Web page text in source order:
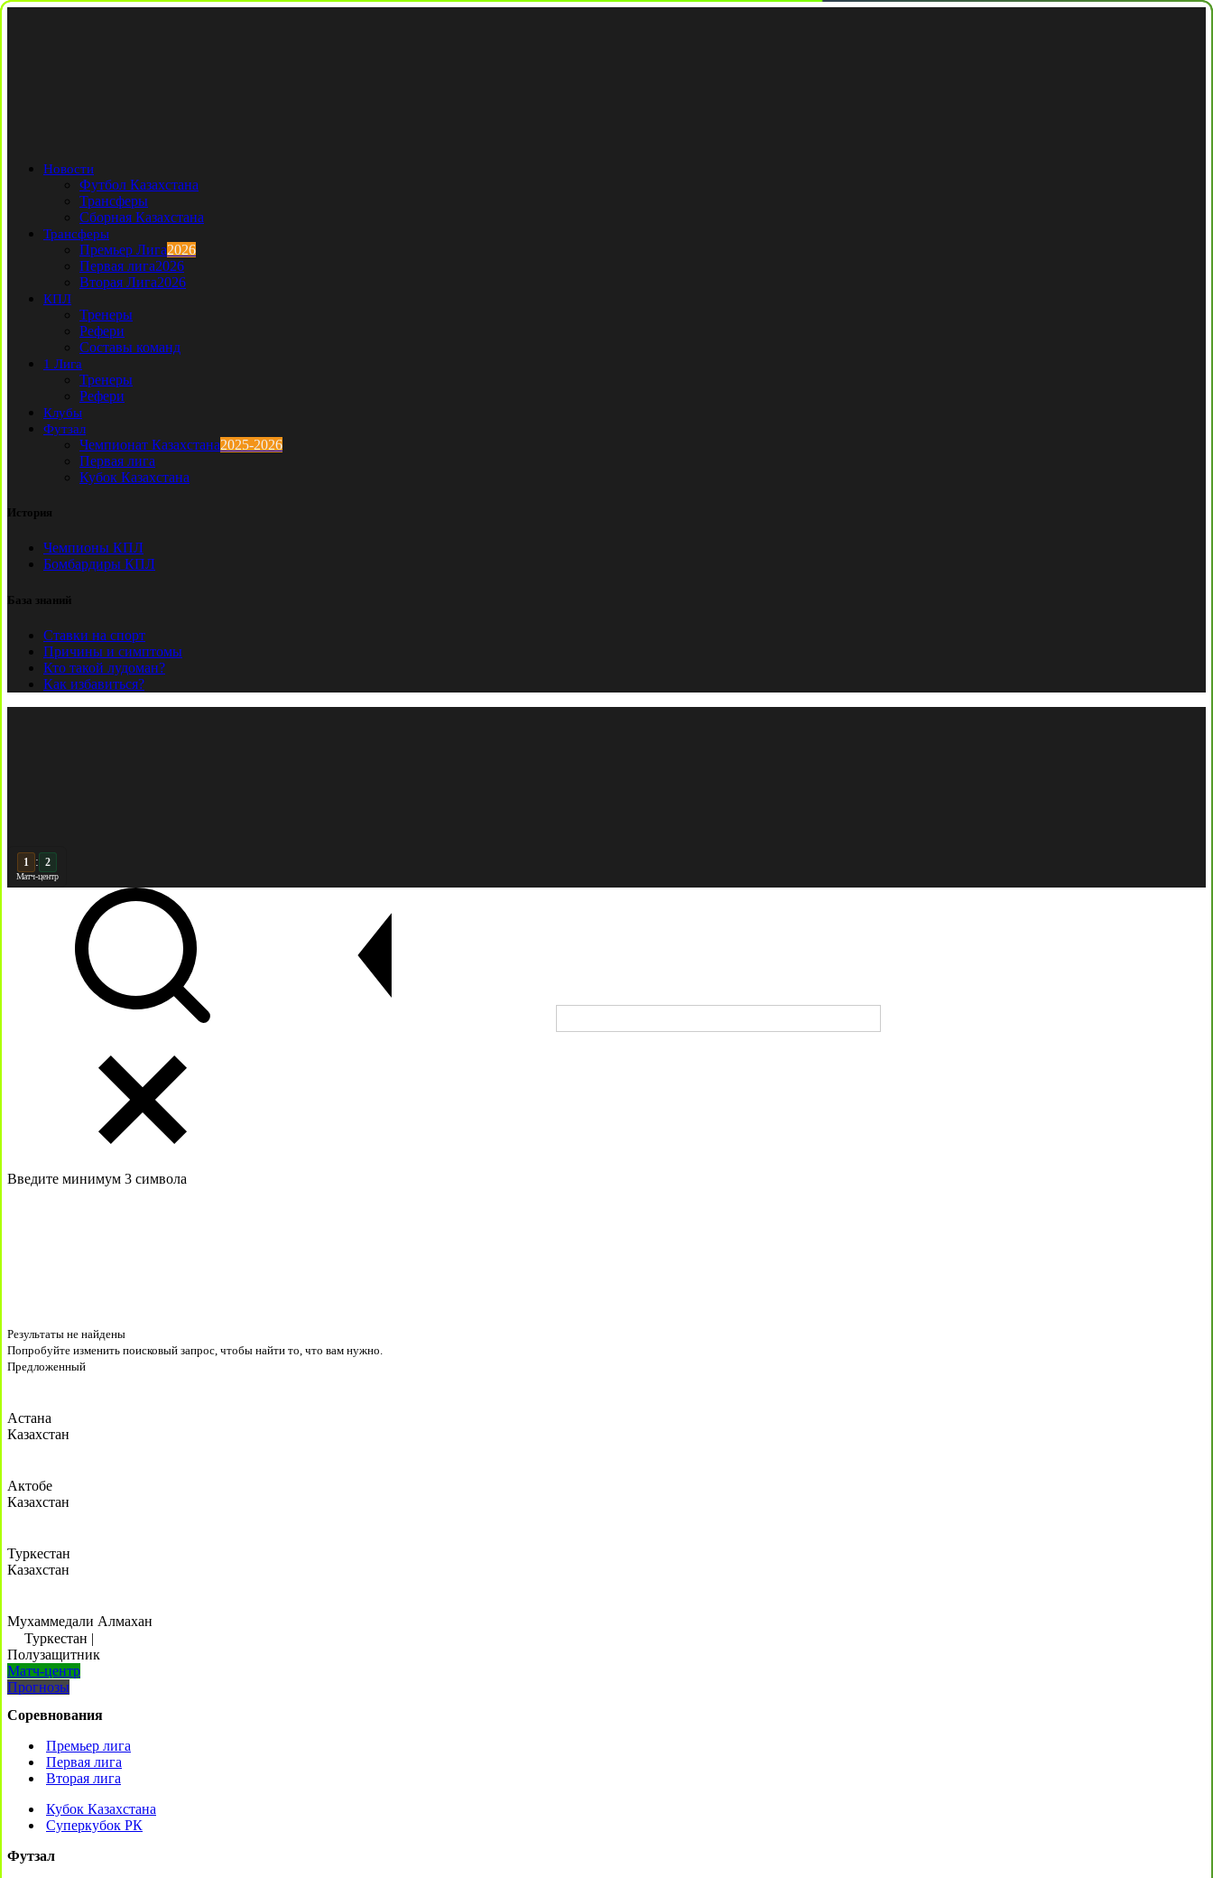
Новости
Футбол Казахстана
Трансферы
Сборная Казахстана
Трансферы
Премьер Лига2026
Первая лига2026
Вторая Лига2026
КПЛ
Тренеры
Рефери
Составы команд
1 Лига
Тренеры
Рефери
Клубы
Футзал
Чемпионат Казахстана2025-2026
Первая лига
Кубок Казахстана
История
Чемпионы КПЛ
Бомбардиры КПЛ
База знаний
Ставки на спорт
Причины и симптомы
Кто такой лудоман?
Как избавиться?
2 : 2
Матч-центр
Введите минимум 3 символа
Результаты не найдены
Попробуйте изменить поисковый запрос, чтобы найти то, что вам нужно.
Предложенный
Астана
Казахстан
Актобе
Казахстан
Туркестан
Казахстан
Мухаммедали Алмахан
Туркестан |
Полузащитник
Матч-центр
Прогнозы
Соревнования
Премьер лига
Первая лига
Вторая лига
Кубок Казахстана
Суперкубок РК
Футзал